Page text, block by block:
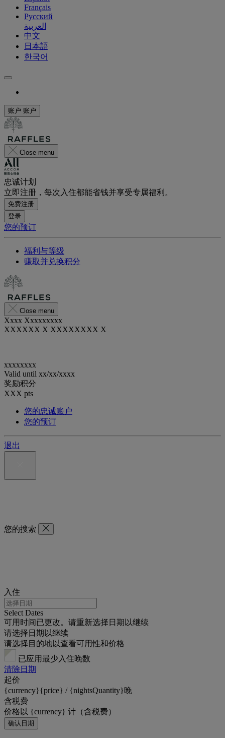
Français
Русский
العربية
中文
日本語
한국어
账户 账户
Close menu
忠诚计划
立即注册，每次入住都能省钱并享受专属福利。
免费注册
登录
您的预订
福利与等级
赚取并兑换积分
Close menu
Xxxx Xxxxxxxxx
XXXXXX X XXXXXXXX X
xxxxxxxx
Valid until xx/xx/xxxx
奖励积分
XXX pts
您的忠诚账户
您的预订
退出
您的搜索
入住
Select Dates
可用时间已更改。请重新选择日期以继续
请选择日期以继续
请选择目的地以查看可用性和价格
已应用最少入住晚数
清除日期
起价
{currency}{price} / {nightsQuantity}晚
含税费
价格以 {currency} 计（含税费）
确认日期